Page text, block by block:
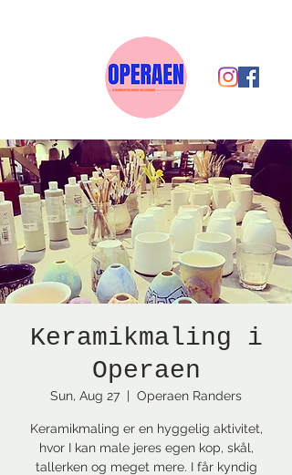
Keramikmaling i
Operaen
Sun, Aug 27
  |
Operaen Randers
Keramikmaling er en hyggelig aktivitet,
hvor I kan male jeres egen kop, skål,
tallerken og meget mere. I får kyndig